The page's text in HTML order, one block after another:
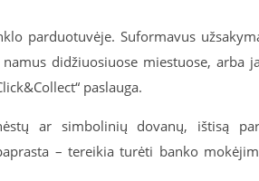
parduotuvėje. Suformavus
didžiuosiuose miestuose, arba
paslauga.
ar simbolinių dovanų, ištisą
– tereikia turėti banko